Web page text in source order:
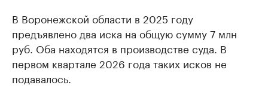
В Воронежской области в 2025 году
предъявлено два иска на общую сумму 7 млн
руб. Оба находятся в производстве суда. В
первом квартале 2026 года таких исков не
подавалось.